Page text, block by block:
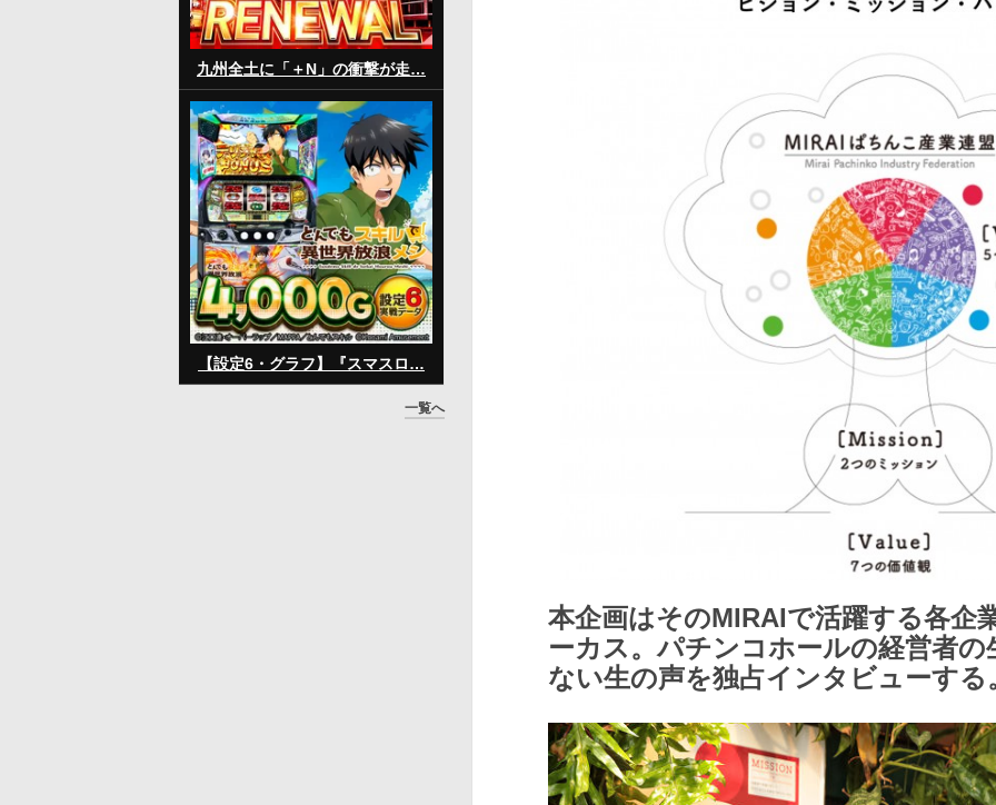
九州全土に「＋N」の衝撃が走…
【設定6・グラフ】『スマスロ…
一覧へ
本企画はそのMIRAIで活躍する各企
ーカス。パチンコホールの経営者の
ない生の声を独占インタビューする